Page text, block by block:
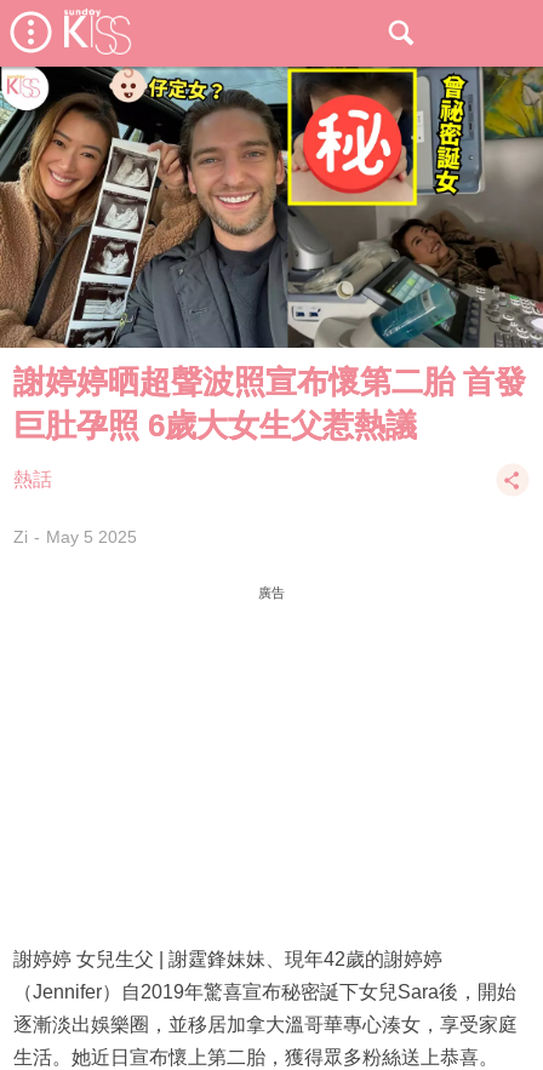
謝婷婷晒超聲波照宣布懷第二胎 首發
巨肚孕照 6歲大女生父惹熱議
熱話
Zi May 5 2025
廣告
謝婷婷 女兒生父 | 謝霆鋒妹妹、現年42歲的謝婷婷
（Jennifer）自2019年驚喜宣布秘密誕下女兒Sara後，開始
逐漸淡出娛樂圈，並移居加拿大溫哥華專心湊女，享受家庭
生活。她近日宣布懷上第二胎，獲得眾多粉絲送上恭喜。